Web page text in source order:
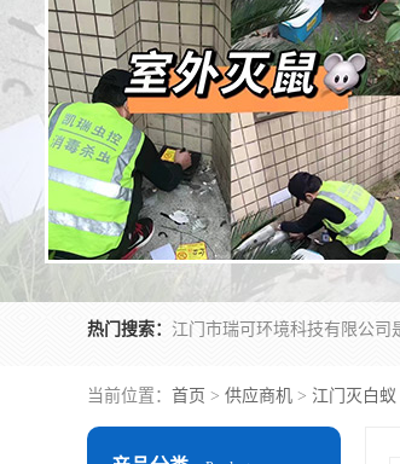
热门搜索：
当前位置： 首页 > 供应商机 > 江门灭白蚁